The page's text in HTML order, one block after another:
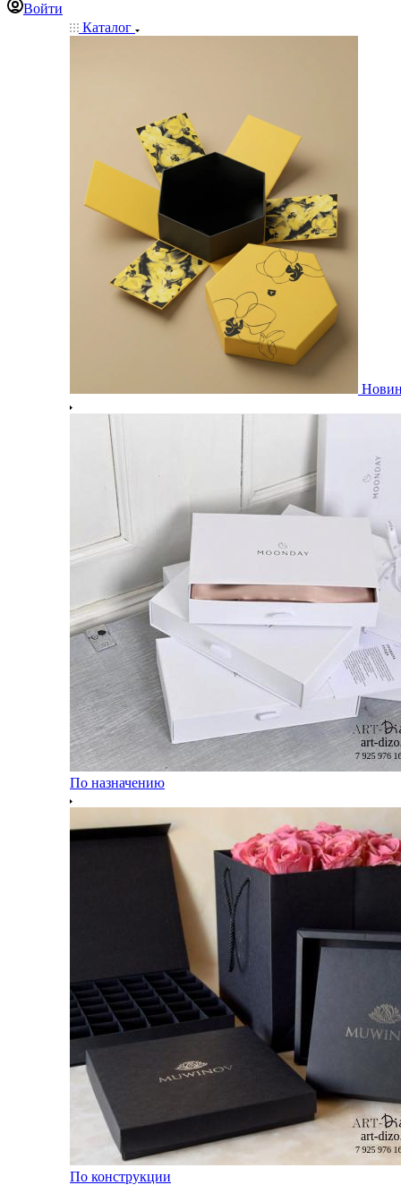
Войти
Каталог
По назначению
По конструкции